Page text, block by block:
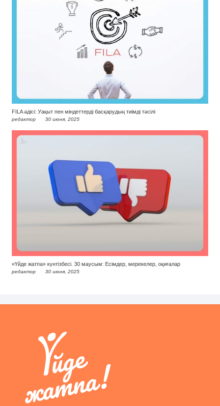
FILA әдісі: Уақыт пен міндеттерді басқарудың тиімді тәсілі
редактор 30 июня, 2025
«Үйде жатпа» күнтізбесі. 30 маусым: Есімдер, мерекелер, оқиғалар
редактор 30 июня, 2025